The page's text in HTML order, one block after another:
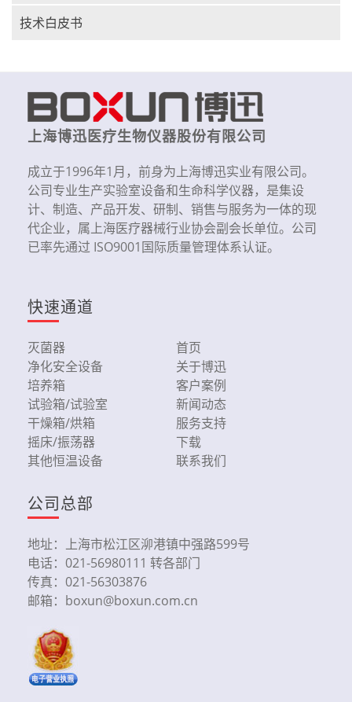
技术白皮书
上海博迅医疗生物仪器股份有限公司
成立于1996年1月，前身为上海博迅实业有限公司。
公司专业生产实验室设备和生命科学仪器，是集设
计、制造、产品开发、研制、销售与服务为一体的现
代企业，属上海医疗器械行业协会副会长单位。公司
已率先通过 ISO9001国际质量管理体系认证。
快速通道
灭菌器
净化安全设备
培养箱
试验箱/试验室
干燥箱/烘箱
摇床/振荡器
其他恒温设备
首页
关于博迅
客户案例
新闻动态
服务支持
下载
联系我们
公司总部
地址：上海市松江区泖港镇中强路599号
电话：021-56980111 转各部门
传真：021-56303876
邮箱：boxun@boxun.com.cn